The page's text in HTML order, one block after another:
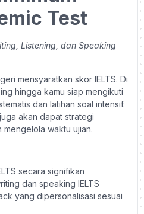
Test
Listening, dan Speaking
mensyaratkan skor IELTS. Di
hingga kamu siap mengikuti
dan latihan soal intensif.
akan dapat strategi
waktu ujian.
secara signifikan
dan speaking IELTS
yang dipersonalisasi sesuai